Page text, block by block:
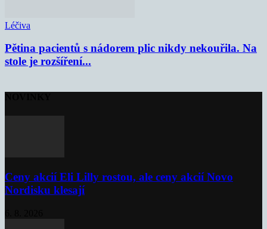
Léčiva
Pětina pacientů s nádorem plic nikdy nekouřila. Na
stole je rozšíření...
Ceny akcií Eli Lilly rostou, ale ceny akcií Novo
Nordisku klesají